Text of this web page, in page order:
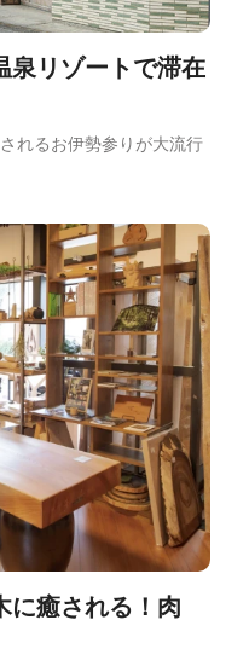
泉リゾートで滞在
れるお伊勢参りが大流行
に癒される！肉